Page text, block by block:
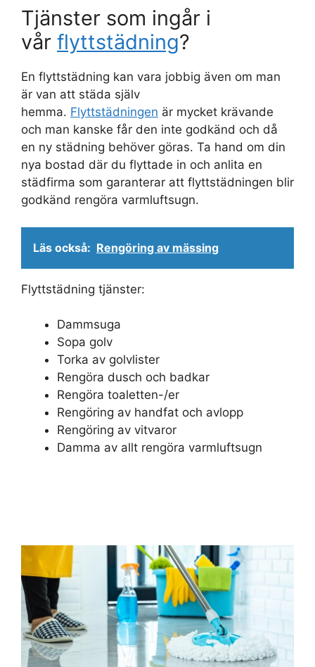
Tjänster som ingår i
vår flyttstädning?
En flyttstädning kan vara jobbig även om man
är van att städa själv
hemma. Flyttstädningen är mycket krävande
och man kanske får den inte godkänd och då
en ny städning behöver göras. Ta hand om din
nya bostad där du flyttade in och anlita en
städfirma som garanterar att flyttstädningen blir
godkänd rengöra varmluftsugn.
Läs också: Rengöring av mässing
Flyttstädning tjänster:
Dammsuga
Sopa golv
Torka av golvlister
Rengöra dusch och badkar
Rengöra toaletten-/er
Rengöring av handfat och avlopp
Rengöring av vitvaror
Damma av allt rengöra varmluftsugn